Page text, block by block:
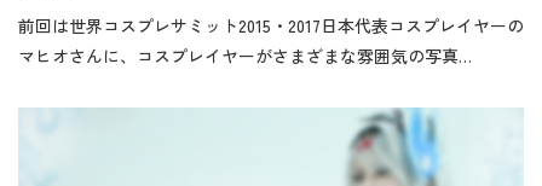
前回は世界コスプレサミット2015・2017日本代表コスプレイヤーの
マヒオさんに、コスプレイヤーがさまざまな雰囲気の写真…